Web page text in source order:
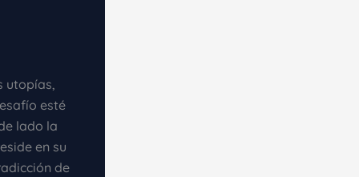
utopías,
esté
lado la
en su
de